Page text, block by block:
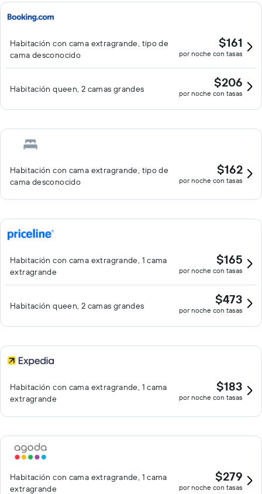
Habitación con cama extragrande, tipo de
cama desconocido
$161
por noche con tasas
Habitación queen, 2 camas grandes $206
por noche con tasas
Habitación con cama extragrande, tipo de
cama desconocido
$162
por noche con tasas
Habitación con cama extragrande, 1 cama
extragrande
$165
por noche con tasas
Habitación queen, 2 camas grandes $473
por noche con tasas
Habitación con cama extragrande, 1 cama
extragrande
$183
por noche con tasas
Habitación con cama extragrande, 1 cama
extragrande
$279
por noche con tasas